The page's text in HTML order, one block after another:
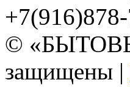
©
защищены |